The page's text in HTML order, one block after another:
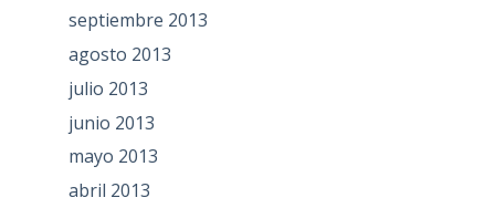
septiembre 2013
agosto 2013
julio 2013
junio 2013
mayo 2013
abril 2013